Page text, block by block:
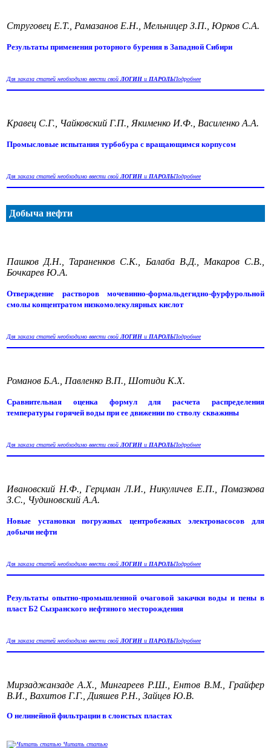
Струговец Е.Т., Рамазанов Е.Н., Мельницер З.П., Юрков С.А.
Результаты применения роторного бурения в Западной Сибири
Для заказа статей необходимо ввести свойЛОГИН и ПАРОЛЬПодробнее
Кравец С.Г., Чайковский Г.П., Якименко И.Ф., Василенко А.А.
Промысловые испытания турбобура с вращающимся корпусом
Для заказа статей необходимо ввести свойЛОГИН и ПАРОЛЬПодробнее
Добыча нефти
Пашков Д.Н., Тараненков С.К., Балаба В.Д., Макаров С.В.,
Бочкарев Ю.А.
Отверждение растворов мочевинно-формальдегидно-фурфурольной
смолы концентратом низкомолекулярных кислот
Для заказа статей необходимо ввести свойЛОГИН и ПАРОЛЬПодробнее
Романов Б.А., Павленко В.П., Шотиди К.Х.
Сравнительная оценка формул для расчета распределения
температуры горячей воды при ее движении по стволу скважины
Для заказа статей необходимо ввести свойЛОГИН и ПАРОЛЬПодробнее
Ивановский Н.Ф., Герцман Л.И., Никуличев Е.П., Помазкова
З.С., Чудиновский А.А.
Новые установки погружных центробежных электронасосов для
добычи нефти
Для заказа статей необходимо ввести свойЛОГИН и ПАРОЛЬПодробнее
Результаты опытно-промышленной очаговой закачки воды и пены в
пласт Б2 Сызранского нефтяного месторождения
Для заказа статей необходимо ввести свойЛОГИН и ПАРОЛЬПодробнее
Мирзаджанзаде А.Х., Мингареев Р.Ш., Ентов В.М., Грайфер
В.И., Вахитов Г.Г., Дияшев Р.Н., Зайцев Ю.В.
О нелинейной фильтрации в слоистых пластах
Читать статью